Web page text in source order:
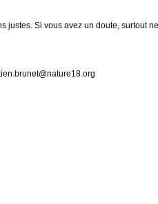
justes. Si vous avez un doute, surtout